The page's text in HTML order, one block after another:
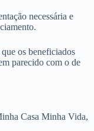
necessária e
os beneficiados
parecido com o de
Casa Minha Vida,